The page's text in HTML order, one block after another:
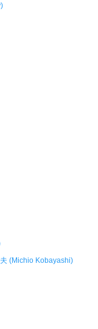
(Michio Kobayashi)